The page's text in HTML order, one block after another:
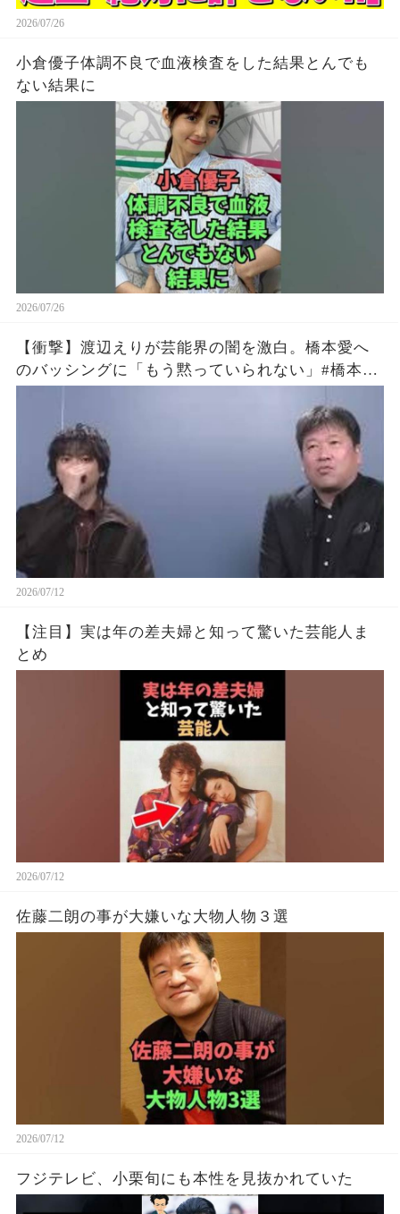
2026/07/26
小倉優子体調不良で血液検査をした結果とんでも
ない結果に
2026/07/26
【衝撃】渡辺えりが芸能界の闇を激白。橋本愛へ
のバッシングに「もう黙っていられない」#橋本愛
2026/07/12
【注目】実は年の差夫婦と知って驚いた芸能人ま
とめ
2026/07/12
佐藤二朗の事が大嫌いな大物人物３選
2026/07/12
フジテレビ、小栗旬にも本性を見抜かれていた